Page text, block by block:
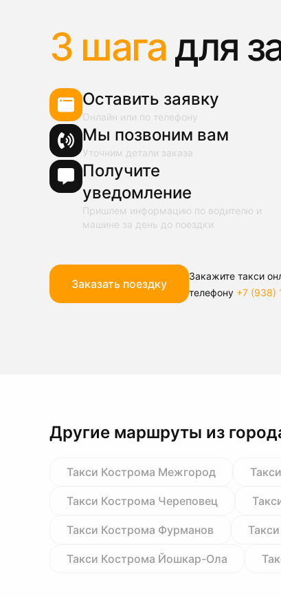
3 шага для
Оставить заявку
Онлайн или по телефону
Мы позвоним вам
Уточним детали заказа
Получите
уведомление
Пришлем информацию по водителю и
машине за день до поездки
Заказать поездку
Закажите такси
телефону +7 (938)
Другие маршруты из
Такси Кострома Межгород
Такси Кострома Череповец
Такси Кострома Фурманов
Такси Кострома Йошкар-Ола